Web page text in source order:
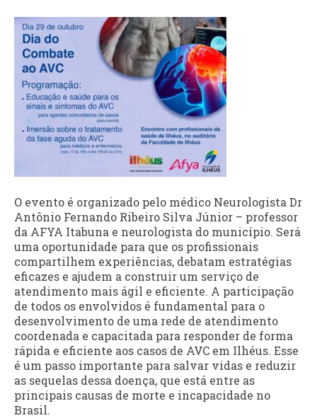
O evento é organizado pelo médico Neurologista Dr
Antônio Fernando Ribeiro Silva Júnior – professor
da AFYA Itabuna e neurologista do município. Será
uma oportunidade para que os profissionais
compartilhem experiências, debatam estratégias
eficazes e ajudem a construir um serviço de
atendimento mais ágil e eficiente. A participação
de todos os envolvidos é fundamental para o
desenvolvimento de uma rede de atendimento
coordenada e capacitada para responder de forma
rápida e eficiente aos casos de AVC em Ilhéus. Esse
é um passo importante para salvar vidas e reduzir
as sequelas dessa doença, que está entre as
principais causas de morte e incapacidade no
Brasil.